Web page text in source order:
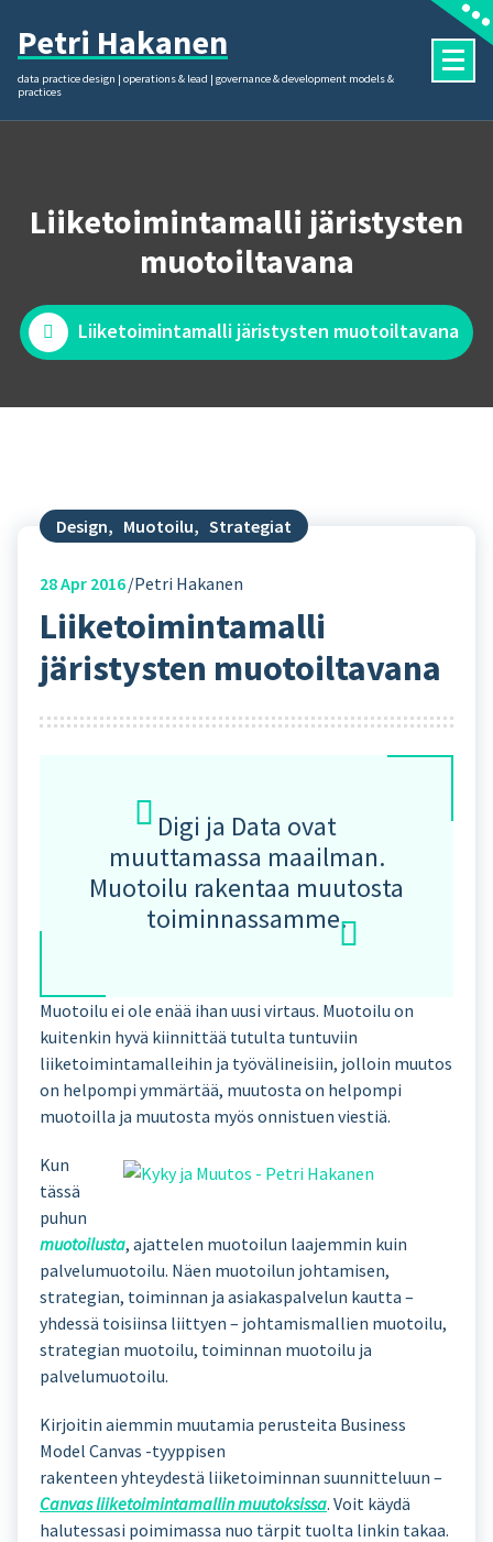
content
Petri Hakanen
data practice design | operations & lead | governance & development models &
practices
Liiketoimintamalli järistysten
muotoiltavana
Liiketoimintamalli järistysten muotoiltavana
Design, Muotoilu, Strategiat
28Apr 2016 Petri Hakanen
Liiketoimintamalli
järistysten muotoiltavana
Digi ja Data ovat
muuttamassa maailman.
Muotoilu rakentaa muutosta
toiminnassamme.
Muotoilu ei ole enää ihan uusi virtaus. Muotoilu on
kuitenkin hyvä kiinnittää tutulta tuntuviin
liiketoimintamalleihin ja työvälineisiin, jolloin muutos
on helpompi ymmärtää, muutosta on helpompi
muotoilla ja muutosta myös onnistuen viestiä.
Kun
tässä
puhun
muotoilusta, ajattelen muotoilun laajemmin kuin
palvelumuotoilu. Näen muotoilun johtamisen,
strategian, toiminnan ja asiakaspalvelun kautta –
yhdessä toisiinsa liittyen – johtamismallien muotoilu,
strategian muotoilu, toiminnan muotoilu ja
palvelumuotoilu.
Kirjoitin aiemmin muutamia perusteita Business
Model Canvas -tyyppisen
rakenteen yhteydestä liiketoiminnan suunnitteluun –
Canvas liiketoimintamallin muutoksissa. Voit käydä
halutessasi poimimassa nuo tärpit tuolta linkin takaa.